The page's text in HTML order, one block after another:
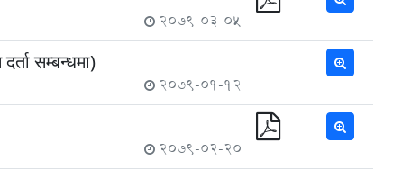
2079-03-05
सम्बन्धमा)
2079-01-12
2079-02-20